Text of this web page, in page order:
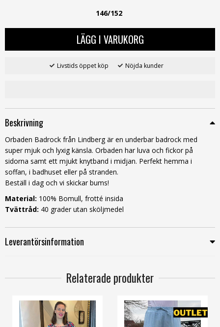
146/152
LÄGG I VARUKORG
Livstids öppet köp Nöjda kunder
Beskrivning
Orbaden Badrock från Lindberg är en underbar badrock med
super mjuk och lyxig känsla. Orbaden har luva och fickor på
sidorna samt ett mjukt knytband i midjan. Perfekt hemma i
soffan, i badhuset eller på stranden.
Beställ i dag och vi skickar bums!
Material: 100% Bomull, frotté insida
Tvättråd: 40 grader utan sköljmedel
Leverantörsinformation
Relaterade produkter